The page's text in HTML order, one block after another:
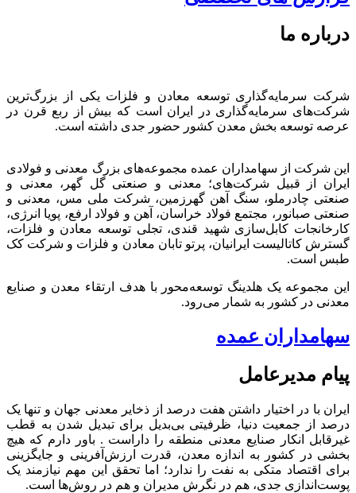
درباره ما
شرکت سرمایه‌گذاری توسعه معادن و فلزات یکی از بزرگ‌ترین
شرکت‌های سرمایه‌گذاری در ایران است که بیش از ربع قرن در
عرصه توسعه بخش معدن کشور حضور جدی داشته است.
این شرکت از سهامداران عمده مجموعه‌های بزرگ معدنی و فولادی
ایران از قبیل شرکت‌های؛ معدنی و صنعتی گل گهر، معدنی و
صنعتی چادرملو، سنگ آهن گهرزمین، شرکت ملی مس، معدنی و
صنعتی صبانور، مجتمع فولاد خراسان، آهن و فولاد ارفع، پویا انرژی،
کارخانجات کابل‌سازی شهید قندی، تجلی توسعه معادن و فلزات،
گسترش کاتالیست ایرانیان، پرتو تابان معادن و فلزات و شرکت کک
طبس است.
این مجموعه یک هلدینگ توسعه‌محور با هدف ارتقاء معدن و صنایع
معدنی در کشور به شمار می‌رود.
سهامداران عمده
پیام مدیرعامل
ایران با در اختیار داشتن هفت درصد از ذخایر معدنی جهان و تنها یک
درصد از جمعیت دنیا، ظرفیتی بی‌بدیل برای تبدیل شدن به قطب
غیرقابل انکار صنایع معدنی منطقه را داراست . باور دارم که هیچ
بخشی در کشور به اندازه معدن، قدرت ارزش‌آفرینی و جایگزینی
برای اقتصاد متکی به نفت را ندارد؛ اما تحقق این مهم نیازمند یک
پوست‌اندازی جدی، هم در نگرش مدیران و هم در روش‌ها است.